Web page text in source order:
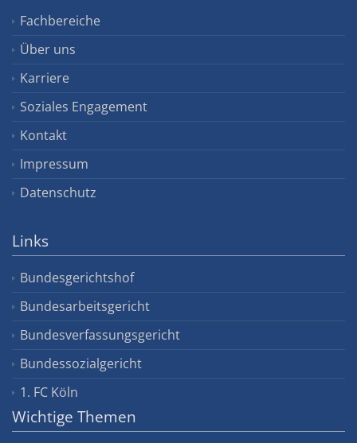
Fachbereiche
Über uns
Karriere
Soziales Engagement
Kontakt
Impressum
Datenschutz
Links
Bundesgerichtshof
Bundesarbeitsgericht
Bundesverfassungsgericht
Bundessozialgericht
1. FC Köln
Wichtige Themen